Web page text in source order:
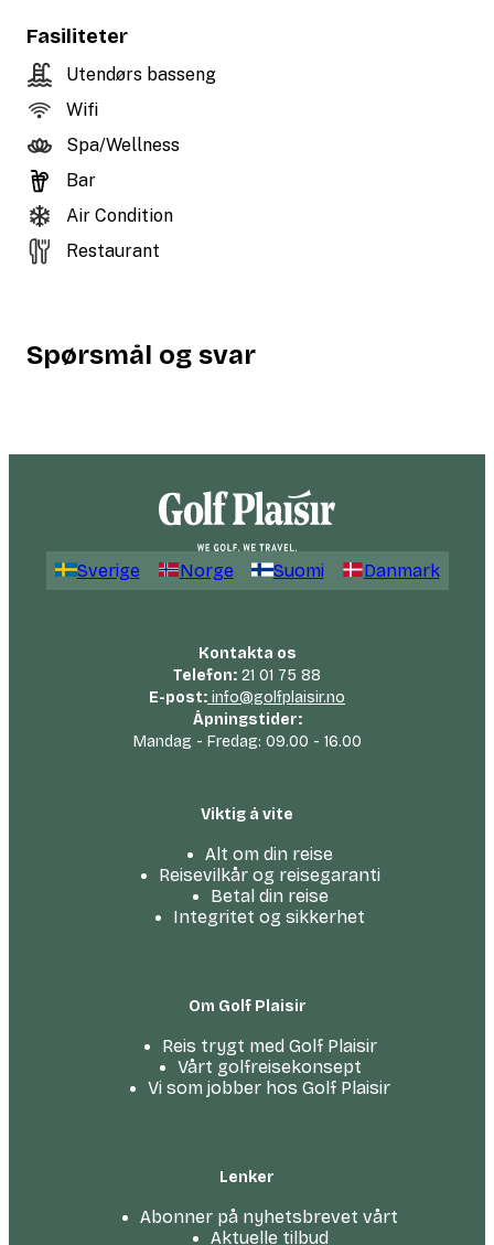
Fasiliteter
Utendørs basseng
Wifi
Spa/Wellness
Bar
Air Condition
Restaurant
Spørsmål og svar
Sverige Norge Suomi Danmark
Kontakta os
Telefon: 21 01 75 88
E-post: info@golfplaisir.no
Åpningstider:
Mandag - Fredag: 09.00 - 16.00
Viktig å vite
Alt om din reise
Reisevilkår og reisegaranti
Betal din reise
Integritet og sikkerhet
Om Golf Plaisir
Reis trygt med Golf Plaisir
Vårt golfreise­konsept
Vi som jobber hos Golf Plaisir
Lenker
Abonner på nyhetsbrevet vårt
Aktuelle tilbud